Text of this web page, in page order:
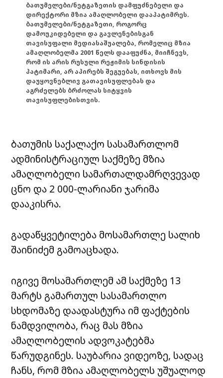
ბათუმელები/ნეტგაზეთის დამფუძნებელი და
დირექტორი მზია ამაღლობელი დააპატიმრეს.
ბათუმელები/ნეტგაზეთი, როგორც
დამოუკიდებელი და გავლენებისგან
თავისუფალი მედიასაშუალება, რომელიც მზია
ამაღლობელმა 2001 წელს დააფუძნა, მიიჩნევს,
რომ ის არის რუსული რეჟიმის სინდისის
პატიმარი, არ აპირებს შეგუებას, ითხოვს მის
დაუყოვნებლივ გათავისუფლებას და
აგრძელებს ბრძოლას სიტყვის
თავისუფლებისთვის.
ბათუმის საქალაქო სასამართლომ
ადმინისტრაციულ საქმეზე მზია
ამაღლობელი სამართალდამრღვევად
ცნო და 2 000-ლარიანი ჯარიმა
დააკისრა.
გადაწყვეტილება მოსამართლე სალიხ
შაინიძემ გამოაცხადა.
იგივე მოსამართლემ ამ საქმეზე 13
მარტს გამართულ სასამართლო
სხდომაზე დაადასტურა იმ ფაქტების
ნამდვილობა, რაც მას მზია
ამაღლობელის ადვოკატებმა
წარუდგინეს. საუბარია ვიდეოზე, სადაც
ჩანს, რომ მზია ამაღლობელს უშუალოდ